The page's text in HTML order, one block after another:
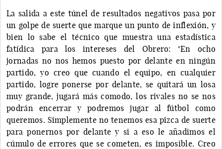
La salida a este túnel de resultados negativos pasa por
un golpe de suerte que marque un punto de inflexión, y
bien lo sabe el técnico que muestra una estadística
fatídica para los intereses del Obrero: "En ocho
jornadas no nos hemos puesto por delante en ningún
partido, yo creo que cuando el equipo, en cualquier
partido, logre ponerse por delante, se quitará un losa
muy grande, jugará más comodo, los rivales no se nos
podrán encerrar y podremos jugar al fútbol como
queremos. Simplemente no tenemos esa pizca de suerte
para ponernos por delante y si a eso le añadimos el
cúmulo de errores que se cometen, es imposible. Creo